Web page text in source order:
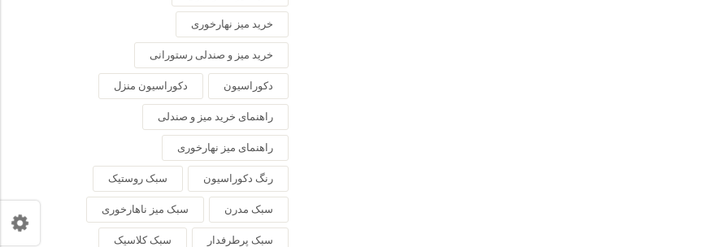
خرید میز نهارخوری
خرید میز و صندلی رستورانی
دکوراسیون دکوراسیون منزل
راهنمای خرید میز و صندلی
راهنمای میز نهارخوری
رنگ دکوراسیون سبک روستیک
سبک مدرن سبک میز ناهارخوری
سبک پرطرفدار سبک کلاسیک